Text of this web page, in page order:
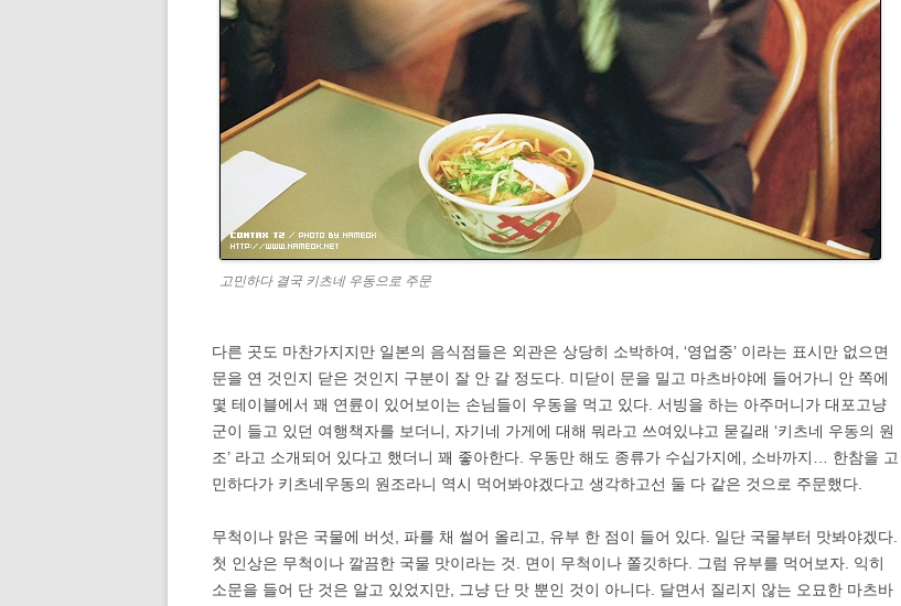
고민하다 결국 키츠네 우동으로 주문
다른 곳도 마찬가지지만 일본의 음식점들은 외관은 상당히 소박하여, ‘영업중’ 이라는 표시만 없으면
문을 연 것인지 닫은 것인지 구분이 잘 안 갈 정도다. 미닫이 문을 밀고 마츠바야에 들어가니 안 쪽에
몇 테이블에서 꽤 연륜이 있어보이는 손님들이 우동을 먹고 있다. 서빙을 하는 아주머니가 대포고냥
군이 들고 있던 여행책자를 보더니, 자기네 가게에 대해 뭐라고 쓰여있냐고 묻길래 ‘키츠네 우동의 원
조’ 라고 소개되어 있다고 했더니 꽤 좋아한다. 우동만 해도 종류가 수십가지에, 소바까지… 한참을 고
민하다가 키츠네우동의 원조라니 역시 먹어봐야겠다고 생각하고선 둘 다 같은 것으로 주문했다.
무척이나 맑은 국물에 버섯, 파를 채 썰어 올리고, 유부 한 점이 들어 있다. 일단 국물부터 맛봐야겠다.
첫 인상은 무척이나 깔끔한 국물 맛이라는 것. 면이 무척이나 쫄깃하다. 그럼 유부를 먹어보자. 익히
소문을 들어 단 것은 알고 있었지만, 그냥 단 맛 뿐인 것이 아니다. 달면서 질리지 않는 오묘한 마츠바